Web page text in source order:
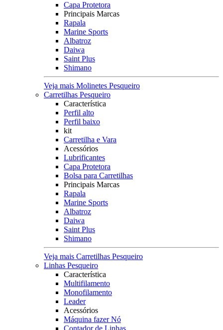
Capa Protetora
Principais Marcas
Rapala
Marine Sports
Albatroz
Daiwa
Saint Plus
Shimano
Veja mais Molinetes Pesqueiro
Carretilhas Pesqueiro
Característica
Perfil alto
Perfil baixo
kit
Carretilha e Vara
Acessórios
Lubrificantes
Capa Protetora
Bolsa para Carretilhas
Principais Marcas
Rapala
Marine Sports
Albatroz
Daiwa
Saint Plus
Shimano
Veja mais Carretilhas Pesqueiro
Linhas Pesqueiro
Característica
Multifilamento
Monofilamento
Leader
Acessórios
Máquina fazer Nó
Contador de Linhas